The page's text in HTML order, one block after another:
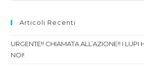
Articoli Recenti
URGENTE!! CHIAMATA ALL’AZIONE!! I
NOI!